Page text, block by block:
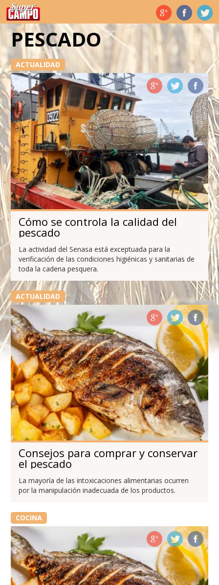
Temas de hoy
PESCADO
ACTUALIDAD
Cómo se controla la calidad del
pescado
La actividad del Senasa está exceptuada para la
verificación de las condiciones higiénicas y sanitarias de
toda la cadena pesquera.
ACTUALIDAD
Consejos para comprar y conservar
el pescado
La mayoría de las intoxicaciones alimentarias ocurren
por la manipulación inadecuada de los productos.
COCINA